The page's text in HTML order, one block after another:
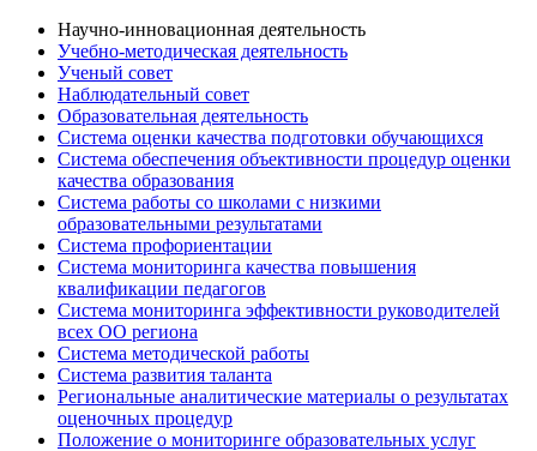
Научно-инновационная деятельность
Учебно-методическая деятельность
Ученый совет
Наблюдательный совет
Образовательная деятельность
Система оценки качества подготовки обучающихся
Система обеспечения объективности процедур оценки
качества образования
Система работы со школами с низкими
образовательными результатами
Система профориентации
Система мониторинга качества повышения
квалификации педагогов
Система мониторинга эффективности руководителей
всех ОО региона
Система методической работы
Система развития таланта
Региональные аналитические материалы о результатах
оценочных процедур
Положение о мониторинге образовательных услуг